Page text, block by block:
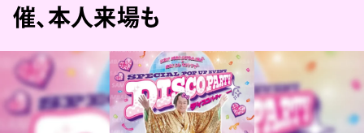
催、本人来場も